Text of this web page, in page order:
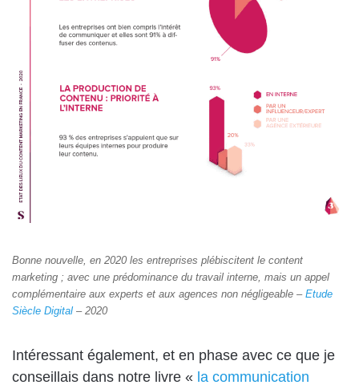
Bonne nouvelle, en 2020 les entreprises plébiscitent le content
marketing ; avec une prédominance du travail interne, mais un appel
complémentaire aux experts et aux agences non négligeable – Etude
Siècle Digital – 2020
Intéressant également, et en phase avec ce que je
conseillais dans notre livre « la communication